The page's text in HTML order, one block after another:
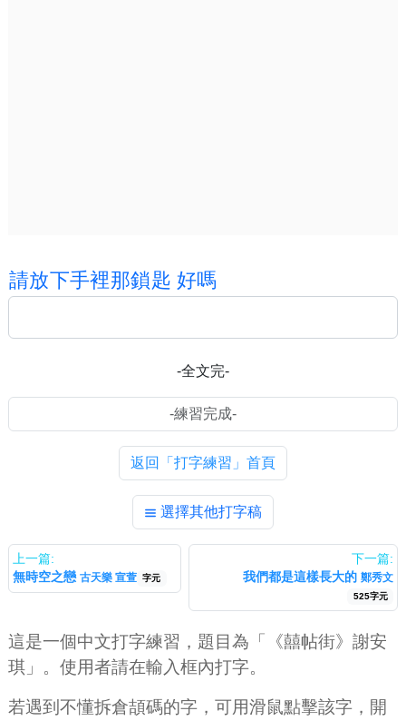
請放下手裡那鎖匙 好嗎
-全文完-
返回「打字練習」首頁
選擇其他打字稿
上一篇:
無時空之戀 古天樂 宣萱 字元
下一篇:
我們都是這樣長大的鄭秀文
525字元
這是一個中文打字練習，題目為「《囍帖街》謝安
琪」。使用者請在輸入框內打字。
若遇到不懂拆倉頡碼的字，可用滑鼠點擊該字，開